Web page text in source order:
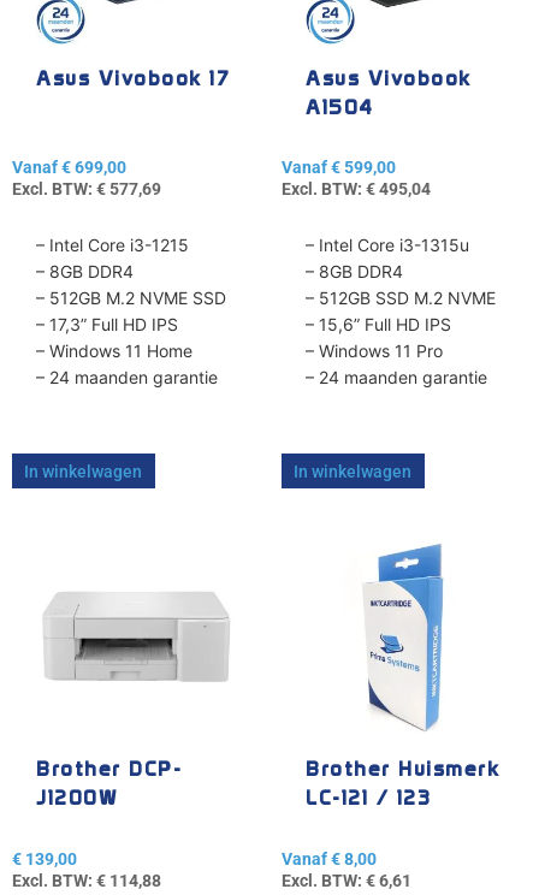
Asus Vivobook 17
Vanaf€699,00
Excl. BTW: €577,69
– Intel Core i3-1215
– 8GB DDR4
– 512GB M.2 NVME SSD
– 17,3” Full HD IPS
– Windows 11 Home
– 24 maanden garantie
In winkelwagen
optie
worden
productpagina
Asus Vivobook
A1504
Vanaf€599,00
Excl. BTW: €495,04
– Intel Core i3-1315u
– 8GB DDR4
– 512GB SSD M.2 NVME
– 15,6” Full HD IPS
– Windows 11 Pro
– 24 maanden garantie
In winkelwagen
optie
worden
productpagina
Brother DCP-
J1200W
€ 139,00
Excl. BTW: € 114,88
Brother Huismerk
LC-121 / 123
Vanaf€8,00
Excl. BTW: €6,61
gekozen
worden
productpagina